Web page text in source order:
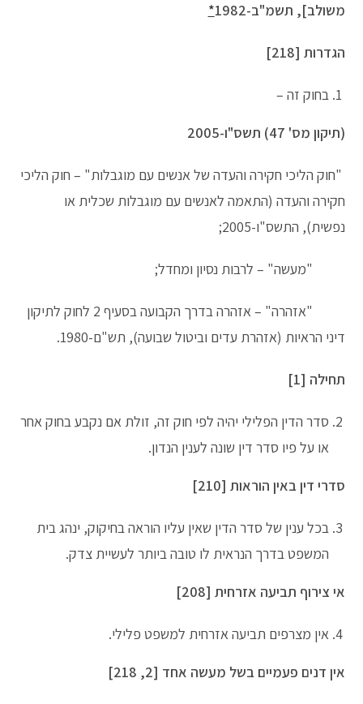
משולב], תשמ"ב-1982
*
הגדרות [218]
בחוק זה –
(תיקון מס' 47) תשס"ו-2005
"חוק הליכי חקירה והעדה של אנשים עם מוגבלות" – חוק הליכי
חקירה והעדה (התאמה לאנשים עם מוגבלות שכלית או
נפשית), התשס"ו-2005;
"מעשה" – לרבות נסיון ומחדל;
"אזהרה" – אזהרה בדרך הקבועה בסעיף 2 לחוק לתיקון
דיני הראיות (אזהרת עדים וביטול שבועה), תש"ם-1980.
תחילה [1]
סדר הדין הפלילי יהיה לפי חוק זה, זולת אם נקבע בחוק אחר
או על פיו סדר דין שונה לענין הנדון.
סדרי דין באין הוראות [210]
בכל ענין של סדר הדין שאין עליו הוראה בחיקוק, ינהג בית
המשפט בדרך הנראית לו טובה ביותר לעשיית צדק.
אי צירוף תביעה אזרחית [208]
אין מצרפים תביעה אזרחית למשפט פלילי.
אין דנים פעמיים בשל מעשה אחד [2, 218]